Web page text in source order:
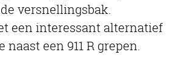
versnellingsbak.
een interessant alternatief
een 911 R grepen.